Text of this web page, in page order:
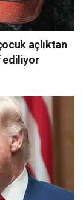
açlıktan
ediliyor